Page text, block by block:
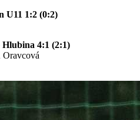
U11 1:2 (0:2)
4:1 (2:1)